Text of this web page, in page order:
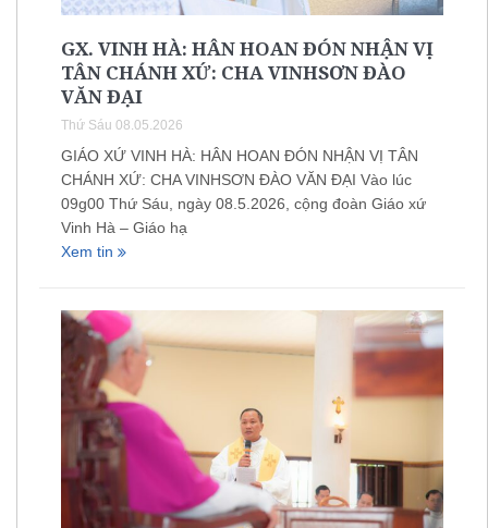
GX. VINH HÀ: HÂN HOAN ĐÓN NHẬN VỊ
TÂN CHÁNH XỨ: CHA VINHSƠN ĐÀO
VĂN ĐẠI
Thứ Sáu 08.05.2026
GIÁO XỨ VINH HÀ: HÂN HOAN ĐÓN NHẬN VỊ TÂN
CHÁNH XỨ: CHA VINHSƠN ĐÀO VĂN ĐẠI Vào lúc
09g00 Thứ Sáu, ngày 08.5.2026, cộng đoàn Giáo xứ
Vinh Hà – Giáo hạ
Xem tin